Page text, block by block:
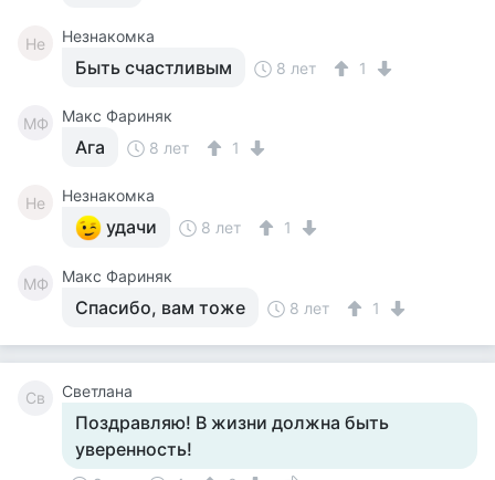
Не Незнакомка
Быть счастливым 8 лет 1
МФ Макс Фариняк
Ага 8 лет 1
Не Незнакомка
удачи 8 лет 1
МФ Макс Фариняк
Спасибо, вам тоже 8 лет 1
Св Светлана
Поздравляю! В жизни должна быть
уверенность!